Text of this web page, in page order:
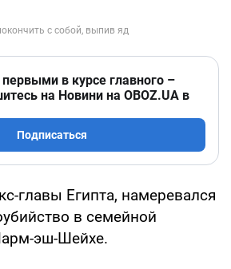
первыми в курсе главного –
на Новини на OBOZ.UA в
Подписаться
главы Египта, намеревался
в семейной
эш-Шейхе.